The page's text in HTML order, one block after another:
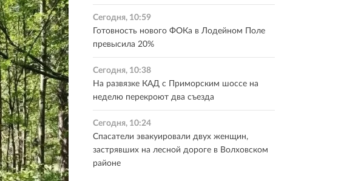
Сегодня, 10:59
Готовность нового ФОКа в Лодейном Поле
превысила 20%
Сегодня, 10:38
На развязке КАД с Приморским шоссе на
неделю перекроют два съезда
Сегодня, 10:24
Спасатели эвакуировали двух женщин,
застрявших на лесной дороге в Волховском
районе